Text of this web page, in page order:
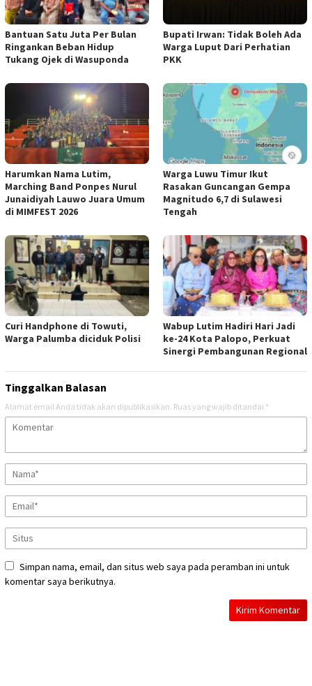
Bantuan Satu Juta Per Bulan
Ringankan Beban Hidup
Tukang Ojek di Wasuponda
Bupati Irwan: Tidak Boleh Ada
Warga Luput Dari Perhatian
PKK
Harumkan Nama Lutim,
Marching Band Ponpes Nurul
Junaidiyah Lauwo Juara Umum
di MIMFEST 2026
Warga Luwu Timur Ikut
Rasakan Guncangan Gempa
Magnitudo 6,7 di Sulawesi
Tengah
Curi Handphone di Towuti,
Warga Palumba diciduk Polisi
Wabup Lutim Hadiri Hari Jadi
ke-24 Kota Palopo, Perkuat
Sinergi Pembangunan Regional
Tinggalkan Balasan
Alamat email Anda tidak akan dipublikasikan. Ruas yang wajib ditandai *
Simpan nama, email, dan situs web saya pada peramban ini untuk
komentar saya berikutnya.